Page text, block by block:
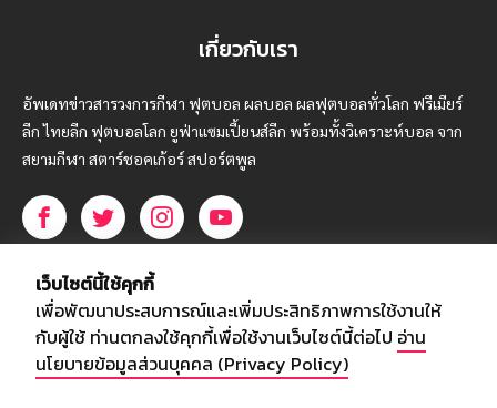
เกี่ยวกับเรา
อัพเดทข่าวสารวงการกีฬา ฟุตบอล ผลบอล ผลฟุตบอลทั่วโลก ฟรีเมียร์
ลีก ไทยลีก ฟุตบอลโลก ยูฟ่าแซมเปี้ยนส์ลีก พร้อมทั้งวิเคราะห์บอล จาก
สยามกีฬา สตาร์ชอคเก้อร์ สปอร์ตพูล
บริษัท สยามสปอร์ต ซินติเคท จำกัด (มหาชน)
เลขที่ 66/26 - 29 ซอยรามอินทรา 40
ถนนรามอินทรา แขวงนวลจันทร์
เขตบึงกุ่ม กรุงเทพฯ 10230
เว็บไซต์นี้ใช้คุกกี้
เพื่อพัฒนาประสบการณ์และเพิ่มประสิทธิภาพการใช้งานให้
กับผู้ใช้ ท่านตกลงใช้คุกกี้เพื่อใช้งานเว็บไซต์นี้ต่อไป อ่าน
นโยบายข้อมูลส่วนบุคคล (Privacy Policy)